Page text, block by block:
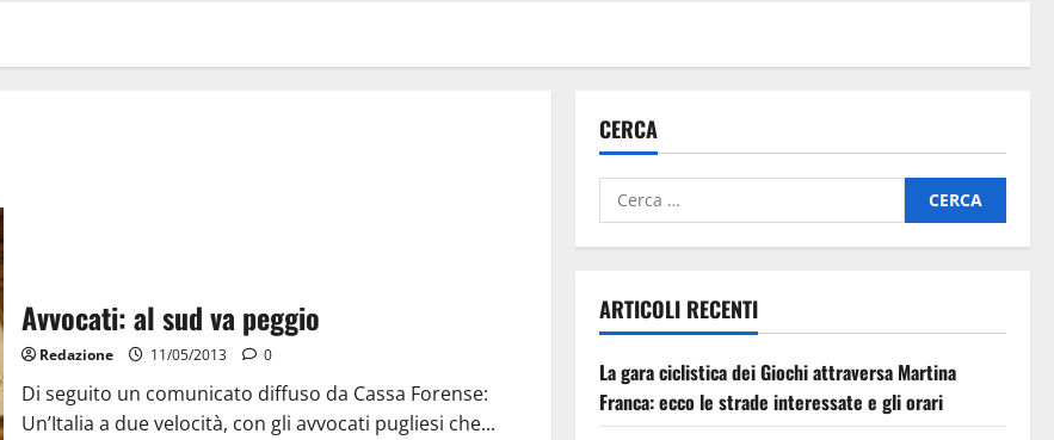
Avvocati: al sud va peggio
Redazione 11/05/2013 0
Di seguito un comunicato diffuso da Cassa Forense:
Un’Italia a due velocità, con gli avvocati pugliesi che...
CERCA
ARTICOLI RECENTI
La gara ciclistica dei Giochi attraversa Martina
Franca: ecco le strade interessate e gli orari